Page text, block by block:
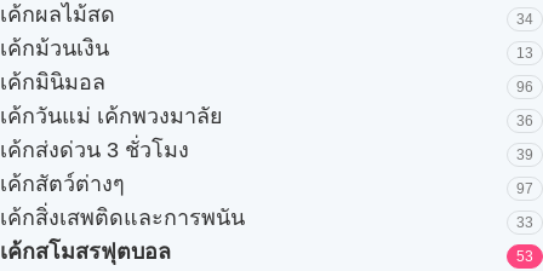
เค้กผลไม้สด 34
เค้กม้วนเงิน 13
เค้กมินิมอล 96
เค้กวันแม่ เค้กพวงมาลัย 36
เค้กส่งด่วน 3 ชั่วโมง 39
เค้กสัตว์ต่างๆ 97
เค้กสิ่งเสพติดและการพนัน 33
เค้กสโมสรฟุตบอล 53